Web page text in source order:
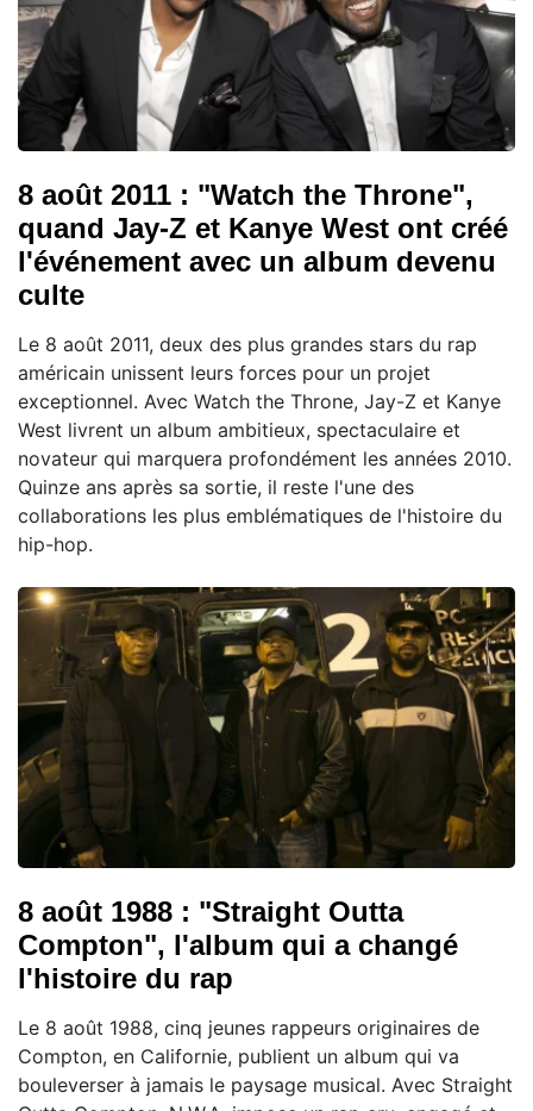
8 août 2011 : "Watch the Throne",
quand Jay-Z et Kanye West ont créé
l'événement avec un album devenu
culte
Le 8 août 2011, deux des plus grandes stars du rap
américain unissent leurs forces pour un projet
exceptionnel. Avec Watch the Throne, Jay-Z et Kanye
West livrent un album ambitieux, spectaculaire et
novateur qui marquera profondément les années 2010.
Quinze ans après sa sortie, il reste l'une des
collaborations les plus emblématiques de l'histoire du
hip-hop.
8 août 1988 : "Straight Outta
Compton", l'album qui a changé
l'histoire du rap
Le 8 août 1988, cinq jeunes rappeurs originaires de
Compton, en Californie, publient un album qui va
bouleverser à jamais le paysage musical. Avec Straight